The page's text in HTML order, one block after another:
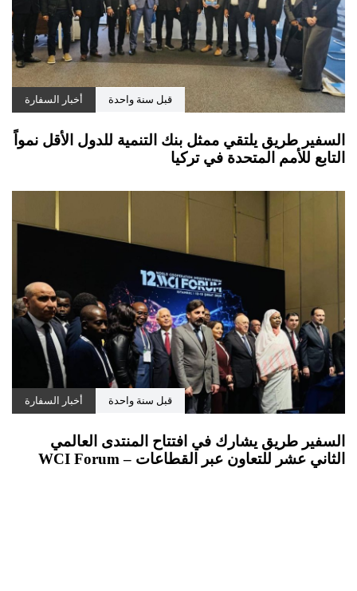
قبل سنة واحدة أخبار السفارة
السفير طريق يلتقي ممثل بنك التنمية للدول الأقل نمواً
التابع للأمم المتحدة في تركيا
قبل سنة واحدة أخبار السفارة
السفير طريق يشارك في افتتاح المنتدى العالمي
الثاني عشر للتعاون عبر القطاعات – WCI Forum